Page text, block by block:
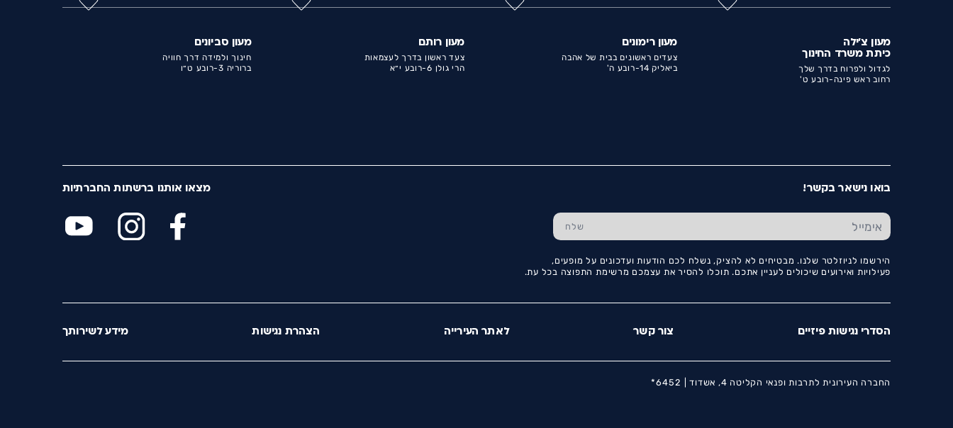
מעון צ'ילה
כיתת משרד החינוך
לגדול ולפרוח בדרך שלך
רחוב ראש פינה-רובע ט'
מעון רימונים
צעדים ראשונים בבית של אהבה
ביאליק 14-רובע ה'
מעון רותם
צעד ראשון בדרך לעצמאות
הרי גולן 6-רובע י״א
מעון סביונים
חינוך ולמידה דרך חוויה
ברוריה 3-רובע ט״ו
בואו נישאר בקשר!
הירשמו לניוזלטר שלנו. מבטיחים לא להציק, נשלח לכם הודעות ועדכונים על מופעים,
פעילויות ואירועים שיכולים לעניין אתכם. תוכלו להסיר את עצמכם מרשימת התפוצה בכל עת.
מצאו אותנו ברשתות החברתיות
הסדרי נגישות פיזיים צור קשר לאתר העירייה הצהרת נגישות מידע לשירותך
החברה העירונית לתרבות ופנאי הקליטה 4, אשדוד | 6452*